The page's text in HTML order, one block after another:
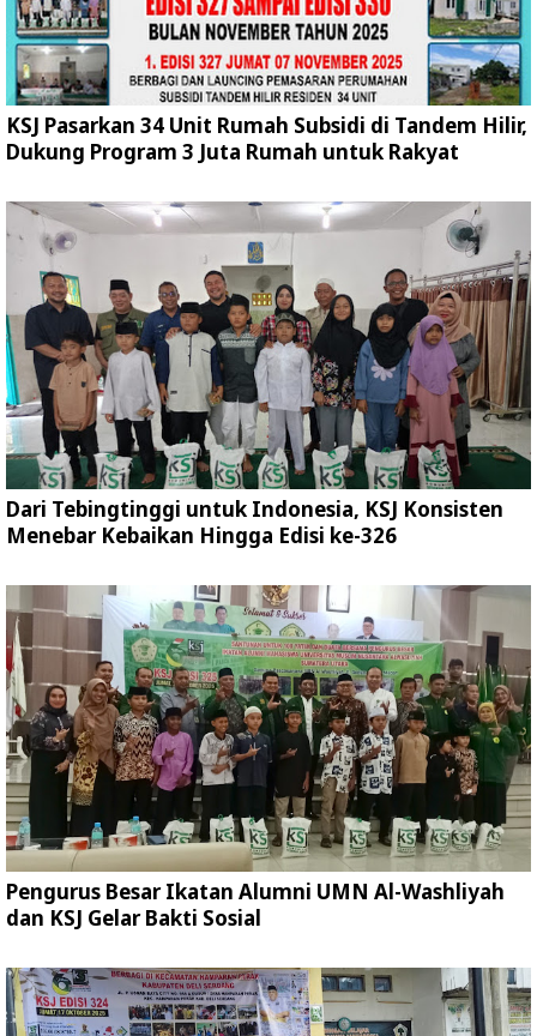
KSJ Pasarkan 34 Unit Rumah Subsidi di Tandem Hilir,
Dukung Program 3 Juta Rumah untuk Rakyat
Dari Tebingtinggi untuk Indonesia, KSJ Konsisten
Menebar Kebaikan Hingga Edisi ke-326
Pengurus Besar Ikatan Alumni UMN Al-Washliyah
dan KSJ Gelar Bakti Sosial